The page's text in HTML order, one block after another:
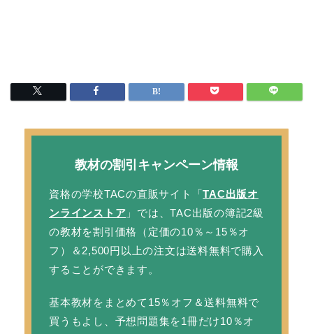
教材の割引キャンペーン情報
資格の学校TACの直販サイト「TAC出版オ
ンラインストア 」では、TAC出版の簿記2級
の教材を割引価格
（定価の10％～15％オ
フ）＆2,500円以上の注文は送料無料で購入
することができます。
基本教材をまとめて15％オフ＆送料無料で
買うもよし、予想問題集を1冊だけ10％オ